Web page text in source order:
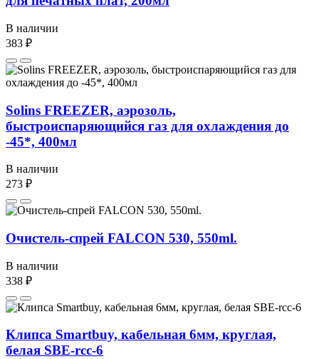
В наличии
383 ₽
Solins FREEZER, аэрозоль,
быстроиспаряющийся газ для охлаждения до
-45*, 400мл
В наличии
273 ₽
Очистель-спрей FALCON 530, 550ml.
В наличии
338 ₽
Клипса Smartbuy, кабельная 6мм, круглая,
белая SBE-rcc-6